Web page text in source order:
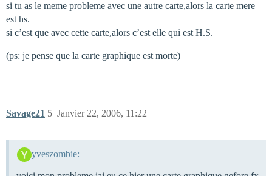
si tu as le meme probleme avec une autre carte,alors la carte mere
est hs.
si c’est que avec cette carte,alors c’est elle qui est H.S.
(ps: je pense que la carte graphique est morte)
Savage21 Janvier 22, 2006, 11:22
5
yveszombie: